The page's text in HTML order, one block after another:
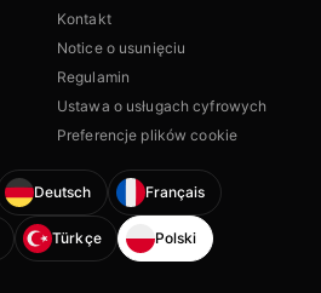
Kontakt
Notice o usunięciu
Regulamin
Ustawa o usługach cyfrowych
Preferencje plików cookie
Deutsch Français
Türkçe Polski